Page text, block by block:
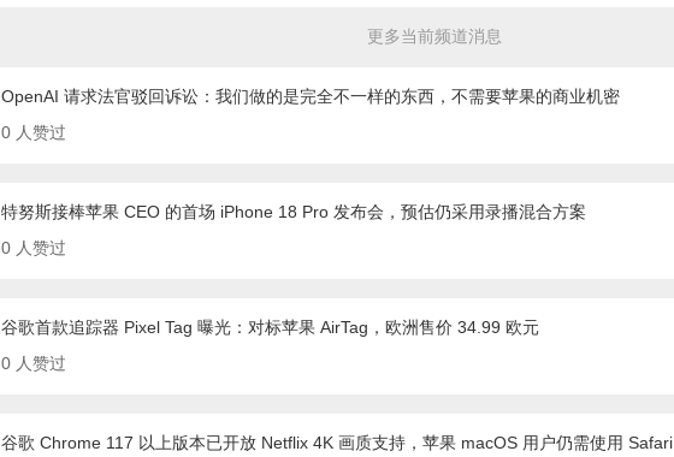
更多当前频道消息
OpenAI 请求法官驳回诉讼：我们做的是完全不一样的东西，不需要苹果的商业机密
0 人赞过
特努斯接棒苹果 CEO 的首场 iPhone 18 Pro 发布会，预估仍采用录播混合方案
0 人赞过
谷歌首款追踪器 Pixel Tag 曝光：对标苹果 AirTag，欧洲售价 34.99 欧元
0 人赞过
谷歌 Chrome 117 以上版本已开放 Netflix 4K 画质支持，苹果 macOS 用户仍需使用 Safari